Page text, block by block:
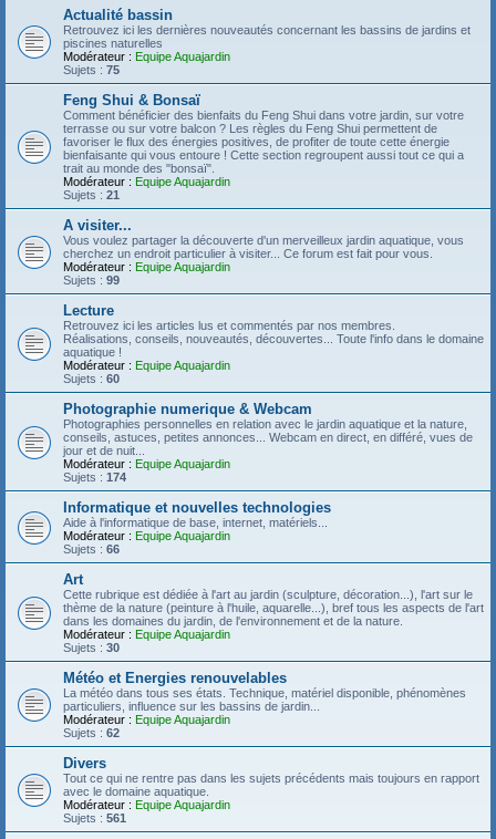
Actualité bassin
Retrouvez ici les dernières nouveautés concernant les bassins de jardins et
piscines naturelles
Modérateur : Equipe Aquajardin
Sujets : 75
Feng Shui & Bonsaï
Comment bénéficier des bienfaits du Feng Shui dans votre jardin, sur votre
terrasse ou sur votre balcon ? Les règles du Feng Shui permettent de
favoriser le flux des énergies positives, de profiter de toute cette énergie
bienfaisante qui vous entoure ! Cette section regroupent aussi tout ce qui a
trait au monde des "bonsaï".
Modérateur : Equipe Aquajardin
Sujets : 21
A visiter...
Vous voulez partager la découverte d'un merveilleux jardin aquatique, vous
cherchez un endroit particulier à visiter... Ce forum est fait pour vous.
Modérateur : Equipe Aquajardin
Sujets : 99
Lecture
Retrouvez ici les articles lus et commentés par nos membres.
Réalisations, conseils, nouveautés, découvertes... Toute l'info dans le domaine
aquatique !
Modérateur : Equipe Aquajardin
Sujets : 60
Photographie numerique & Webcam
Photographies personnelles en relation avec le jardin aquatique et la nature,
conseils, astuces, petites annonces... Webcam en direct, en différé, vues de
jour et de nuit...
Modérateur : Equipe Aquajardin
Sujets : 174
Informatique et nouvelles technologies
Aide à l'informatique de base, internet, matériels...
Modérateur : Equipe Aquajardin
Sujets : 66
Art
Cette rubrique est dédiée à l'art au jardin (sculpture, décoration...), l'art sur le
thème de la nature (peinture à l'huile, aquarelle...), bref tous les aspects de l'art
dans les domaines du jardin, de l'environnement et de la nature.
Modérateur : Equipe Aquajardin
Sujets : 30
Météo et Energies renouvelables
La météo dans tous ses états. Technique, matériel disponible, phénomènes
particuliers, influence sur les bassins de jardin...
Modérateur : Equipe Aquajardin
Sujets : 62
Divers
Tout ce qui ne rentre pas dans les sujets précédents mais toujours en rapport
avec le domaine aquatique.
Modérateur : Equipe Aquajardin
Sujets : 561